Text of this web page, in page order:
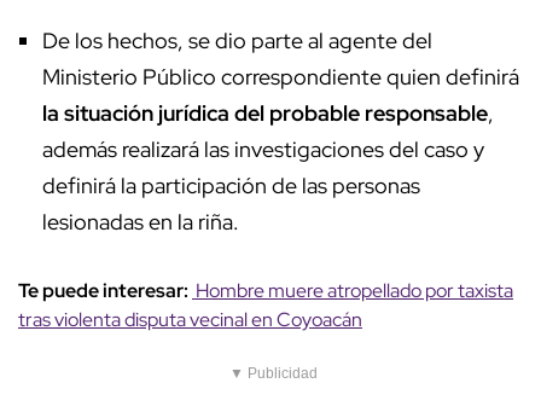
De los hechos, se dio parte al agente del
Ministerio Público correspondiente quien definirá
la situación jurídica del probable responsable,
además realizará las investigaciones del caso y
definirá la participación de las personas
lesionadas en la riña.
Te puede interesar: Hombre muere atropellado por taxista
tras violenta disputa vecinal en Coyoacán
▼ Publicidad